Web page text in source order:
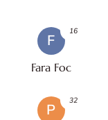
F
Fara Foc
16
P
32